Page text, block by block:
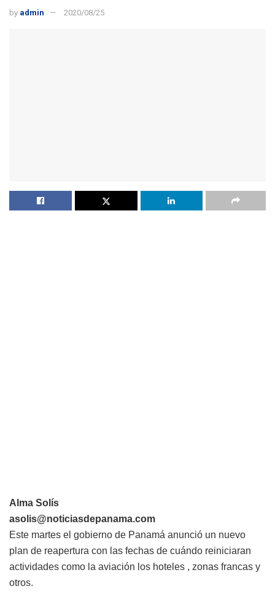
by admin 2020/08/25
Alma Solís
asolis@noticiasdepanama.com
Este martes el gobierno de Panamá anunció un nuevo
plan de reapertura con las fechas de cuándo reiniciaran
actividades como la aviación los hoteles , zonas francas y
otros.